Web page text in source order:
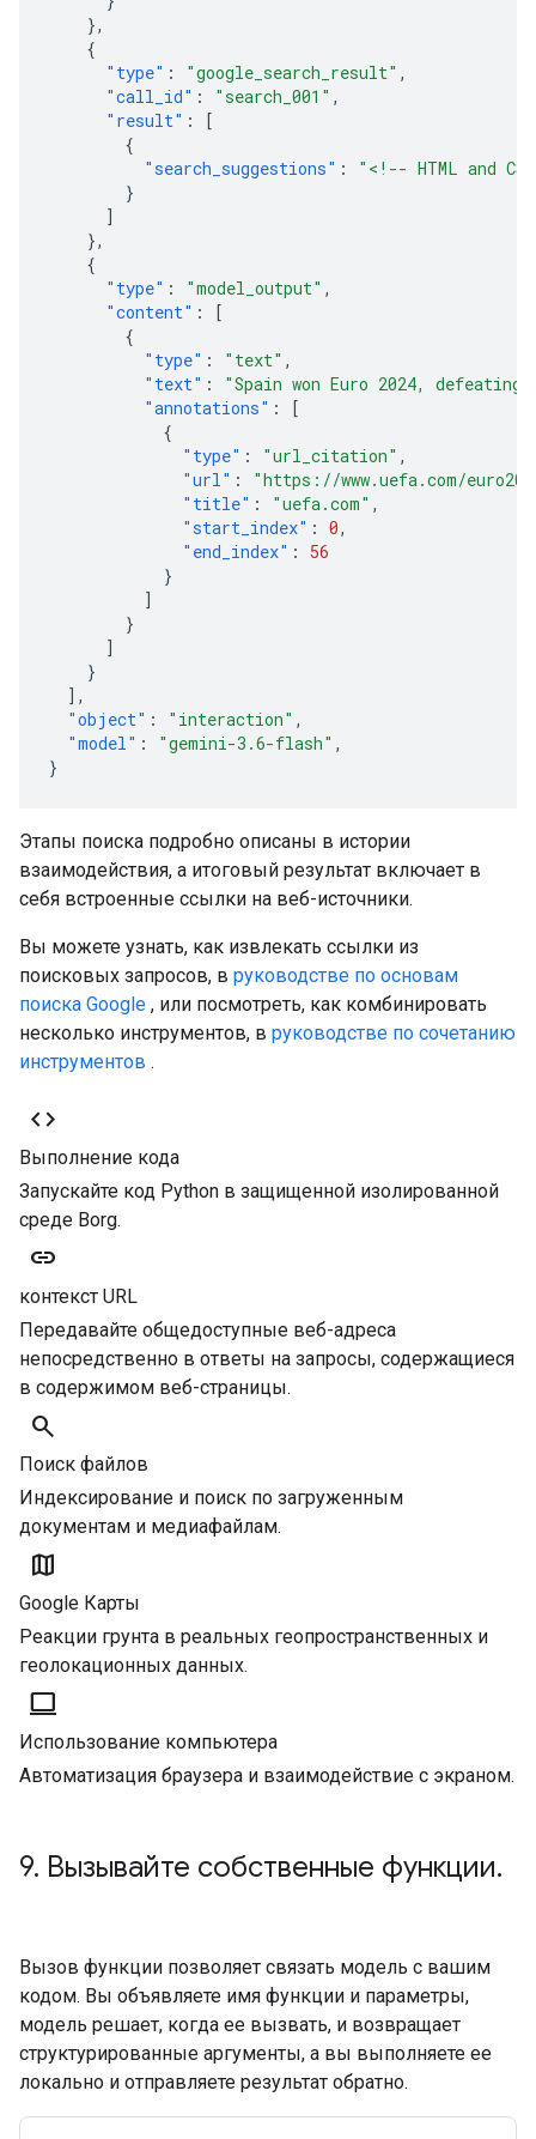
},
{
"type" : "google_search_result" ,
"call_id" : "search_001" ,
"result" :
[
{
"search_suggestions" :
"<!-- HTML and
}
]
},
{
"type" : "model_output" ,
"content" :
[
{
"type" : "text" ,
"text" :
"Spain won Euro 2024,
"annotations" :
[
{
"type" : "url_citation" ,
"url" :
"https://www.uefa.com/
"title" : "uefa.com" ,
"start_index" : 0,
"end_index" :
56
}
]
}
]
}
],
"object" : "interaction" ,
"model" : "gemini-3.6-flash" ,
}
Этапы поиска подробно описаны в истории
взаимодействия, а итоговый результат включает в
себя встроенные ссылки на веб-источники.
Вы можете узнать, как извлекать ссылки из
поисковых запросов, в руководстве по основам
поиска Google , или посмотреть, как комбинировать
несколько инструментов, в руководстве по сочетанию
инструментов .
code
Выполнение кода
Запускайте код Python в защищенной изолированной
среде Borg.
link
контекст URL
Передавайте общедоступные веб-адреса
непосредственно в ответы на запросы, содержащиеся
в содержимом веб-страницы.
search
Поиск файлов
Индексирование и поиск по загруженным
документам и медиафайлам.
map
Google Карты
Реакции грунта в реальных геопространственных и
геолокационных данных.
computer
Использование компьютера
Автоматизация браузера и взаимодействие с экраном.
9. Вызывайте собственные функции.
Вызов функции позволяет связать модель с вашим
кодом. Вы объявляете имя функции и параметры,
модель решает, когда ее вызвать, и возвращает
структурированные аргументы, а вы выполняете ее
локально и отправляете результат обратно.